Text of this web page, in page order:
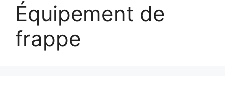
Équipement de
frappe